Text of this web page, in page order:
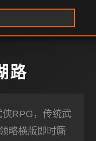
路
侠RPG，传统武
略横版即时厮